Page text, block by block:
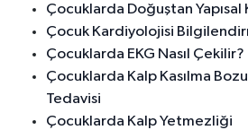
Çocuklarda Doğuştan Yapısal
Çocuk Kardiyolojisi
Çocuklarda EKG Nasıl Çekilir?
Çocuklarda Kalp Kasılma
Tedavisi
Çocuklarda Kalp Yetmezliği